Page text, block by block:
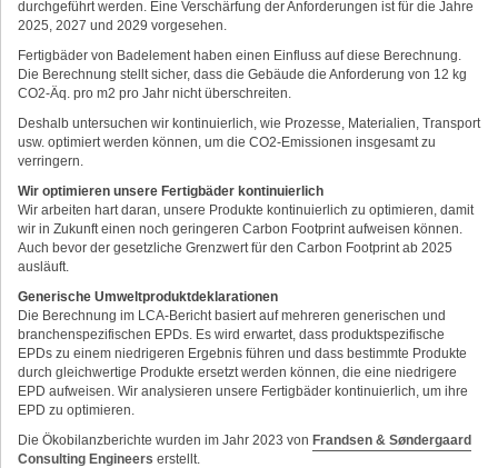
durchgeführt werden. Eine Verschärfung der Anforderungen ist für die Jahre
2025, 2027 und 2029 vorgesehen.
Fertigbäder von Badelement haben einen Einfluss auf diese Berechnung.
Die Berechnung stellt sicher, dass die Gebäude die Anforderung von 12 kg
CO2-Äq. pro m2 pro Jahr nicht überschreiten.
Deshalb untersuchen wir kontinuierlich, wie Prozesse, Materialien, Transport
usw. optimiert werden können, um die CO2-Emissionen insgesamt zu
verringern.
Wir optimieren unsere Fertigbäder kontinuierlich
Wir arbeiten hart daran, unsere Produkte kontinuierlich zu optimieren, damit
wir in Zukunft einen noch geringeren Carbon Footprint aufweisen können.
Auch bevor der gesetzliche Grenzwert für den Carbon Footprint ab 2025
ausläuft.
Generische Umweltproduktdeklarationen
Die Berechnung im LCA-Bericht basiert auf mehreren generischen und
branchenspezifischen EPDs. Es wird erwartet, dass produktspezifische
EPDs zu einem niedrigeren Ergebnis führen und dass bestimmte Produkte
durch gleichwertige Produkte ersetzt werden können, die eine niedrigere
EPD aufweisen. Wir analysieren unsere Fertigbäder kontinuierlich, um ihre
EPD zu optimieren.
Die Ökobilanzberichte wurden im Jahr 2023 von Frandsen & Søndergaard
Consulting Engineers erstellt.